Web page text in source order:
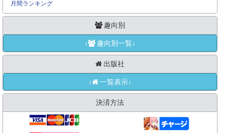
月間ランキング
趣向別
↓ 趣向別一覧↓
出版社
↓ 一覧表示↓
決済方法